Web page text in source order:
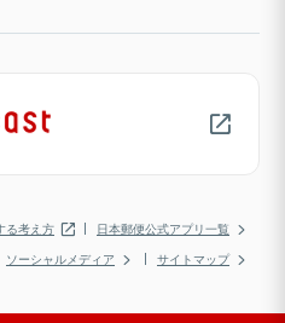
る考え方
日本郵便公式アプリ一覧
ソーシャルメディア
サイトマップ